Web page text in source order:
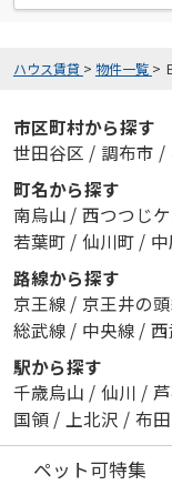
ハウス賃貸 > 物件一覧 >
市区町村から探す
世田谷区 / 調布市 /
町名から探す
南烏山 / 西つつじ
若葉町 / 仙川町 /
路線から探す
京王線 / 京王井の
総武線 / 中央線 /
駅から探す
千歳烏山 / 仙川 /
国領 / 上北沢 / 布田
ペット可特集